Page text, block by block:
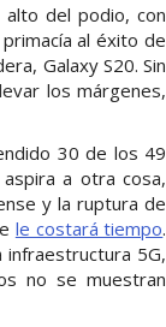
alto del podio, con
al éxito de
Galaxy S20. Sin
los márgenes,
30 de los 49
a otra cosa,
y la ruptura de
le costará tiempo.
infraestructura 5G,
no se muestran